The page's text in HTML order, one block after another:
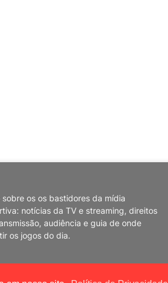
sobre os os bastidores da mídia
notícias da TV e streaming, direitos
audiência e guia de onde
os jogos do dia.